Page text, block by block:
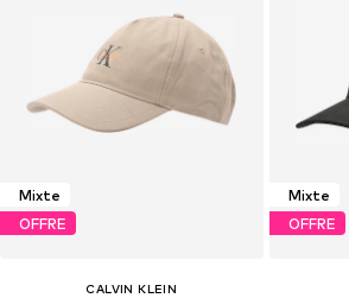
Mixte
OFFRE
CALVIN KLEIN
Mixte
OFFRE